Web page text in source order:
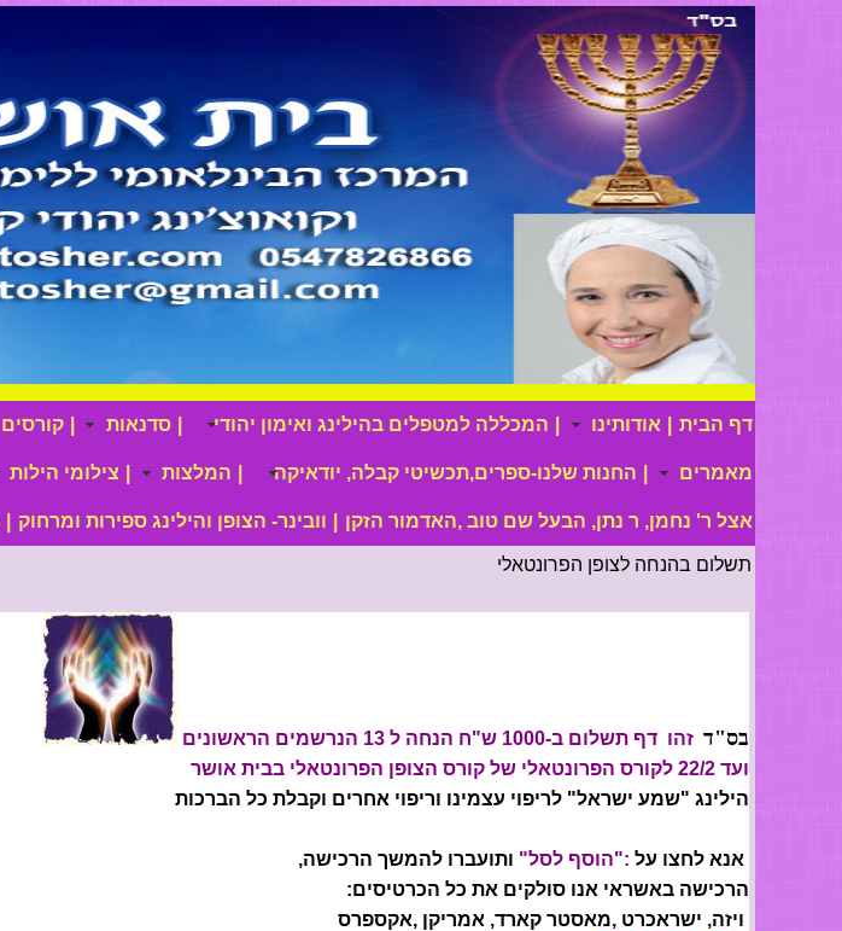
דף הבית אודותינו המכללה למטפלים בהילינג ואימון יהודי סדנאות קורסים
מאמרים החנות שלנו-ספרים,תכשיטי קבלה, יודאיקה המלצות צילומי הילות
אצל ר' נחמן, ר נתן, הבעל שם טוב ,האדמור הזקן וובינר- הצופן והילינג ספירות ומרחוק
תשלום בהנחה לצופן הפרונטאלי
בס"ד זהו דף תשלום ב-1000 ש"ח הנחה ל 13 הנרשמים הראשונים
ועד 22/2 לקורס הפרונטאלי של קורס הצופן הפרונטאלי בבית אושר
הילינג "שמע ישראל" לריפוי עצמינו וריפוי אחרים וקבלת כל הברכות
אנא לחצו על :"הוסף לסל" ותועברו להמשך הרכישה,
הרכישה באשראי אנו סולקים את כל הכרטיסים:
ויזה, ישראכרט ,מאסטר קארד, אמריקן ,אקספרס